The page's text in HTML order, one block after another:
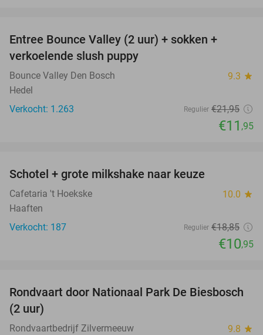
Entree Bounce Valley (2 uur) + sokken +
verkoelende slush puppy
Bounce Valley Den Bosch 9.3 star
Hedel
Verkocht: 1.263
Regulier €21,95
€11 ,95
Schotel + grote milkshake naar keuze
Cafetaria 't Hoekske 10.0 star
Haaften
Verkocht: 187
Regulier €18,85
€10,95
21%
Rondvaart door Nationaal Park De Biesbosch
(2 uur)
Rondvaartbedrijf Zilvermeeuw 9.8 star